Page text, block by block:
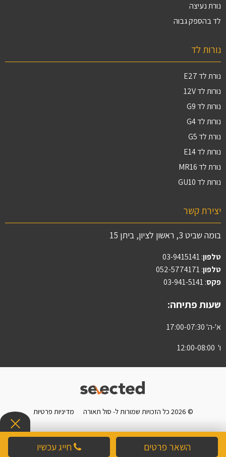
השאר פרטים חייג עכשיו
נורת נעיצה
לד בהספק גבוה
נורות לד
נורת לד E27
נורות לד 12V
נורות לד G9
נורות לד G4
נורת לד G5
נורות לד E14
נורת לד MR16
נורות לד GU10
יצירת קשר
בומה שביט 3, ראשון לציון, ביתן 15
טלפון:
03-9415141
טלפון: 052-5774171
פקס: 03-941-5141
שעות פתיחה:
א'-ה' 17:00-07:30
ו' 12:00-08:00
© 2026 כל הזכויות שמורות ל- סול תאורה מדיניות פרטיות